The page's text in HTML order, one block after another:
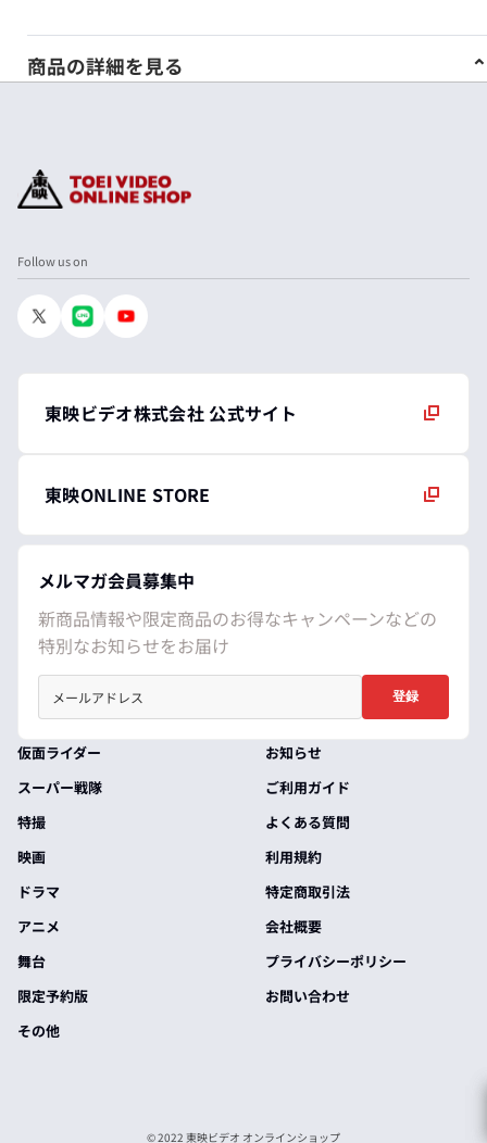
商品の詳細を見る
Follow us on
東映ビデオ株式会社 公式サイト
東映ONLINE STORE
メルマガ会員募集中
新商品情報や限定商品のお得なキャンペーンなどの
特別なお知らせをお届け
登録
仮面ライダー
スーパー戦隊
特撮
映画
ドラマ
アニメ
舞台
限定予約版
その他
お知らせ
ご利用ガイド
よくある質問
利用規約
特定商取引法
会社概要
プライバシーポリシー
お問い合わせ
© 2022 東映ビデオ オンラインショップ